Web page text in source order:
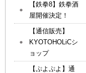
【鉄拳8】鉄拳酒
屋開催決定！
【通信販売】
KYOTOHOLiCシ
ョップ
【ぷよぷよ】通